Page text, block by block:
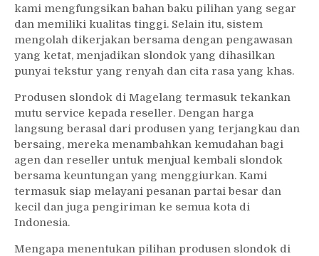
kami mengfungsikan bahan baku pilihan yang segar
dan memiliki kualitas tinggi. Selain itu, sistem
mengolah dikerjakan bersama dengan pengawasan
yang ketat, menjadikan slondok yang dihasilkan
punyai tekstur yang renyah dan cita rasa yang khas.
Produsen slondok di Magelang termasuk tekankan
mutu service kepada reseller. Dengan harga
langsung berasal dari produsen yang terjangkau dan
bersaing, mereka menambahkan kemudahan bagi
agen dan reseller untuk menjual kembali slondok
bersama keuntungan yang menggiurkan. Kami
termasuk siap melayani pesanan partai besar dan
kecil dan juga pengiriman ke semua kota di
Indonesia.
Mengapa menentukan pilihan produsen slondok di